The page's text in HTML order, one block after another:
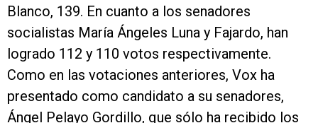
Blanco, 139. En cuanto a los senadores
socialistas María Ángeles Luna y Fajardo, han
logrado 112 y 110 votos respectivamente.
Como en las votaciones anteriores, Vox ha
presentado como candidato a su senadores,
Ángel Pelayo Gordillo, que sólo ha recibido los